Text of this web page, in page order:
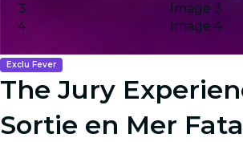
Image 3
Image 4
Exclu Fever
The Jury
Sortie en Mer